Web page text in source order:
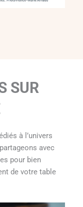
SUR
à l’univers
avec
pour bien
de votre table